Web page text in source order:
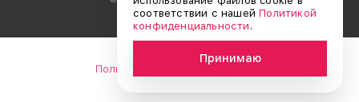
Политика конфиденциальности
соответствии с нашейПолитикой
конфиденциальности .
Принимаю